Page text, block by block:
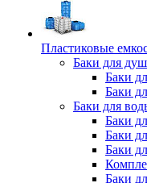
Пластиковые
Баки для
Баки
Баки
Баки для
Баки
Баки
Баки
Баки